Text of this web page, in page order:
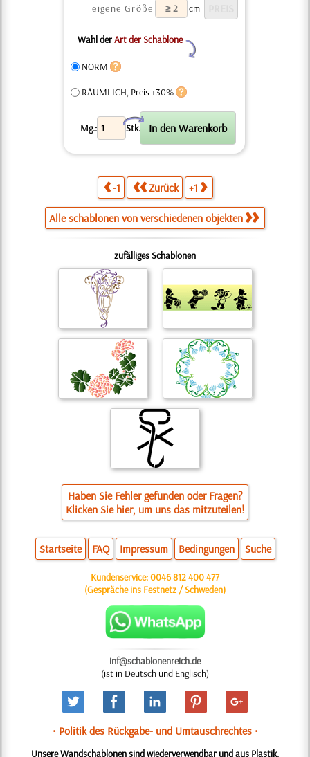
eigene Größe
cm
Wahl derArt der Schablone
Y
NORM
RÄUMLICH, Preis +30%
Mg.: Stk.
X
-1 Zurück +1
Alle schablonen von verschiedenen objekten
zufälliges Schablonen
Haben Sie Fehler gefunden oder Fragen?
Klicken Sie hier, um uns das mitzuteilen!
Startseite FAQ Impressum Bedingungen Suche
Kundenservice:0046 812 400 477
(Gespräche ins Festnetz / Schweden)
inf@schablonenreich.de
(ist in Deutsch und Englisch)
• Politik des Rückgabe- und Umtauschrechtes •
Unsere Wandschablonen sind wiederverwendbar und aus Plastik.